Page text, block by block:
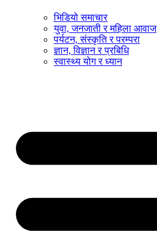
भिडियो समाचार
युवा, जनजाती र महिला आवाज
पर्यटन, संस्कृति र परम्परा
ज्ञान, विज्ञान र प्रबिधि
स्वास्थ्य योग र ध्यान